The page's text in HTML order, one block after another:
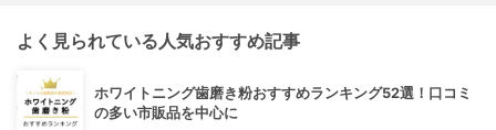
よく見られている人気おすすめ記事
ホワイトニング歯磨き粉おすすめランキング52選！口コミ
の多い市販品を中心に